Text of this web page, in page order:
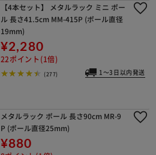
【4本セット】 メタルラック ミニ ポー
ル 長さ41.5cm MM-415P (ポール直径
19mm)
¥2,280
22ポイント(1倍)
(277) 1～3日以内発送
メタルラック ポール 長さ90cm MR-9
P (ポール直径25mm)
¥880